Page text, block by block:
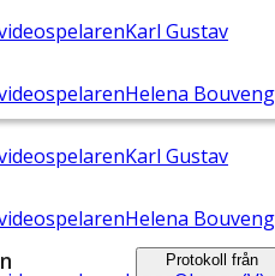
Karl Gustav
Helena Bouveng
Karl Gustav
Helena Bouveng
Protokoll från